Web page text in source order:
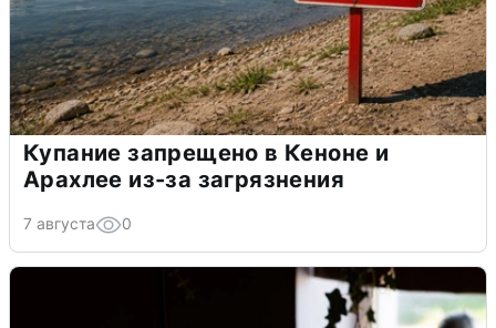
Купание запрещено в Кеноне и
Арахлее из-за загрязнения
7 августа 0